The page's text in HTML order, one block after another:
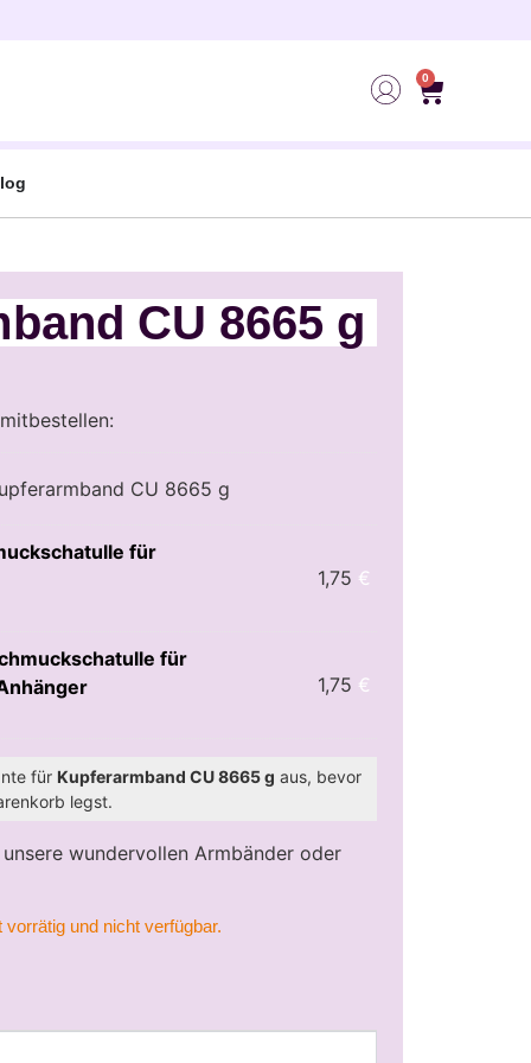
0
CU 8665 g
CU 8665 g
für
1,75 €
für
1,75 €
für Kupferarmband CU 8665 g aus, bevor
legst.
wundervollen Armbänder oder
und nicht verfügbar.